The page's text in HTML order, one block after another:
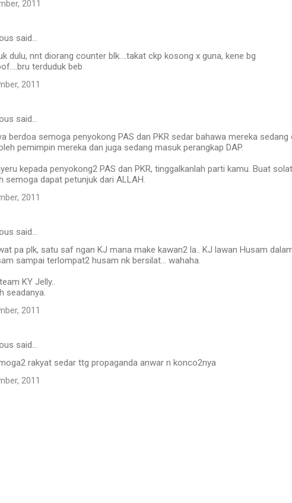
2011
said…
dulu, nnt diorang counter blk....takat ckp kosong x guna, kene bg
terduduk beb
2011
said…
berdoa semoga penyokong PAS dan PKR sedar bahawa mereka sedang
pemimpin mereka dan juga sedang masuk perangkap DAP.
kepada penyokong2 PAS dan PKR, tinggalkanlah parti kamu. Buat solat
semoga dapat petunjuk dari ALLAH.
2011
said…
pa plk, satu saf ngan KJ mana make kawan2 la.. KJ lawan Husam
sampai terlompat2 husam nk bersilat... wahaha.
KY Jelly..
seadanya.
2011
said…
rakyat sedar ttg propaganda anwar n konco2nya
2011